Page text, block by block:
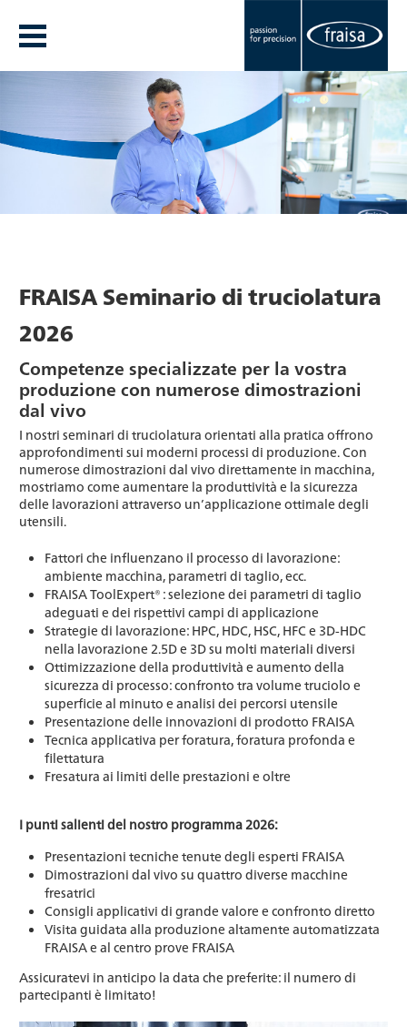
FRAISA Seminario di truciolatura
2026
Competenze specializzate per la vostra
produzione con numerose dimostrazioni
dal vivo
I nostri seminari di truciolatura orientati alla pratica offrono
approfondimenti sui moderni processi di produzione. Con
numerose dimostrazioni dal vivo direttamente in macchina,
mostriamo come aumentare la produttività e la sicurezza
delle lavorazioni attraverso un’applicazione ottimale degli
utensili.
Fattori che influenzano il processo di lavorazione:
ambiente macchina, parametri di taglio, ecc.
FRAISA ToolExpert® : selezione dei parametri di taglio
adeguati e dei rispettivi campi di applicazione
Strategie di lavorazione: HPC, HDC, HSC, HFC e 3D-HDC
nella lavorazione 2.5D e 3D su molti materiali diversi
Ottimizzazione della produttività e aumento della
sicurezza di processo: confronto tra volume truciolo e
superficie al minuto e analisi dei percorsi utensile
Presentazione delle innovazioni di prodotto FRAISA
Tecnica applicativa per foratura, foratura profonda e
filettatura
Fresatura ai limiti delle prestazioni e oltre
I punti salienti del nostro programma 2026:
Presentazioni tecniche tenute degli esperti FRAISA
Dimostrazioni dal vivo su quattro diverse macchine
fresatrici
Consigli applicativi di grande valore e confronto diretto
Visita guidata alla produzione altamente automatizzata
FRAISA e al centro prove FRAISA
Assicuratevi in anticipo la data che preferite: il numero di
partecipanti è limitato!